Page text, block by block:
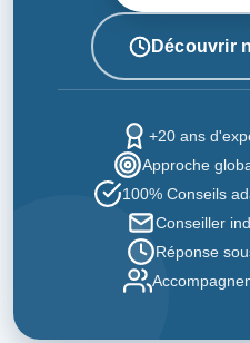
Découvrir
+20 ans
Approche
100% Conseils
Conseiller
Réponse